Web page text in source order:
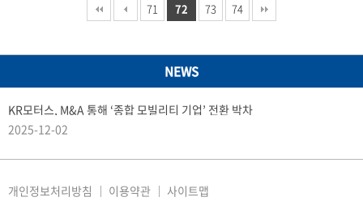
목적달성 후에도 주민등록번호를 파기하지 않고 보관하는 행위
71 72 73 74
NEWS
KR모터스, M&A 통해 ‘종합 모빌리티 기업’ 전환 박차
2025-12-02
개인정보처리방침 이용약관 사이트맵